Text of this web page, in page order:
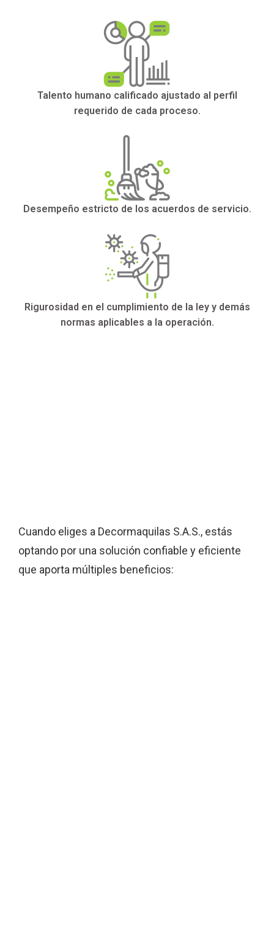
Talento humano calificado ajustado al perfil
requerido de cada proceso.
Desempeño estricto de los acuerdos de servicio.
Rigurosidad en el cumplimiento de la ley y demás
normas aplicables a la operación.
Cuando eliges a Decormaquilas S.A.S., estás
optando por una solución confiable y eficiente
que aporta múltiples beneficios: